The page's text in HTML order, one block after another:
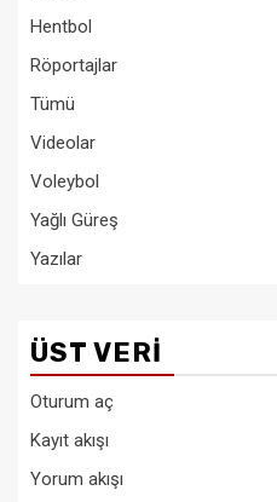
Hentbol
Röportajlar
Tümü
Videolar
Voleybol
Yağlı Güreş
Yazılar
ÜST VERI
Oturum aç
Kayıt akışı
Yorum akışı